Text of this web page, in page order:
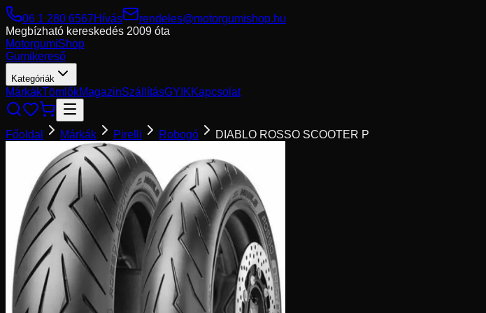
06 1 280 6567Hívás
rendeles@motorgumishop.hu
Megbízható kereskedés 2009 óta
MotorgumiShop
Gumikereső
Kategóriák
MárkákTömlőkMagazinSzállításGYIKKapcsolat
Főoldal Márkák Pirelli Robogó DIABLO ROSSO SCOOTER P